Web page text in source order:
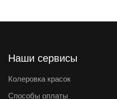
Наши сервисы
Колеровка красок
Способы оплаты